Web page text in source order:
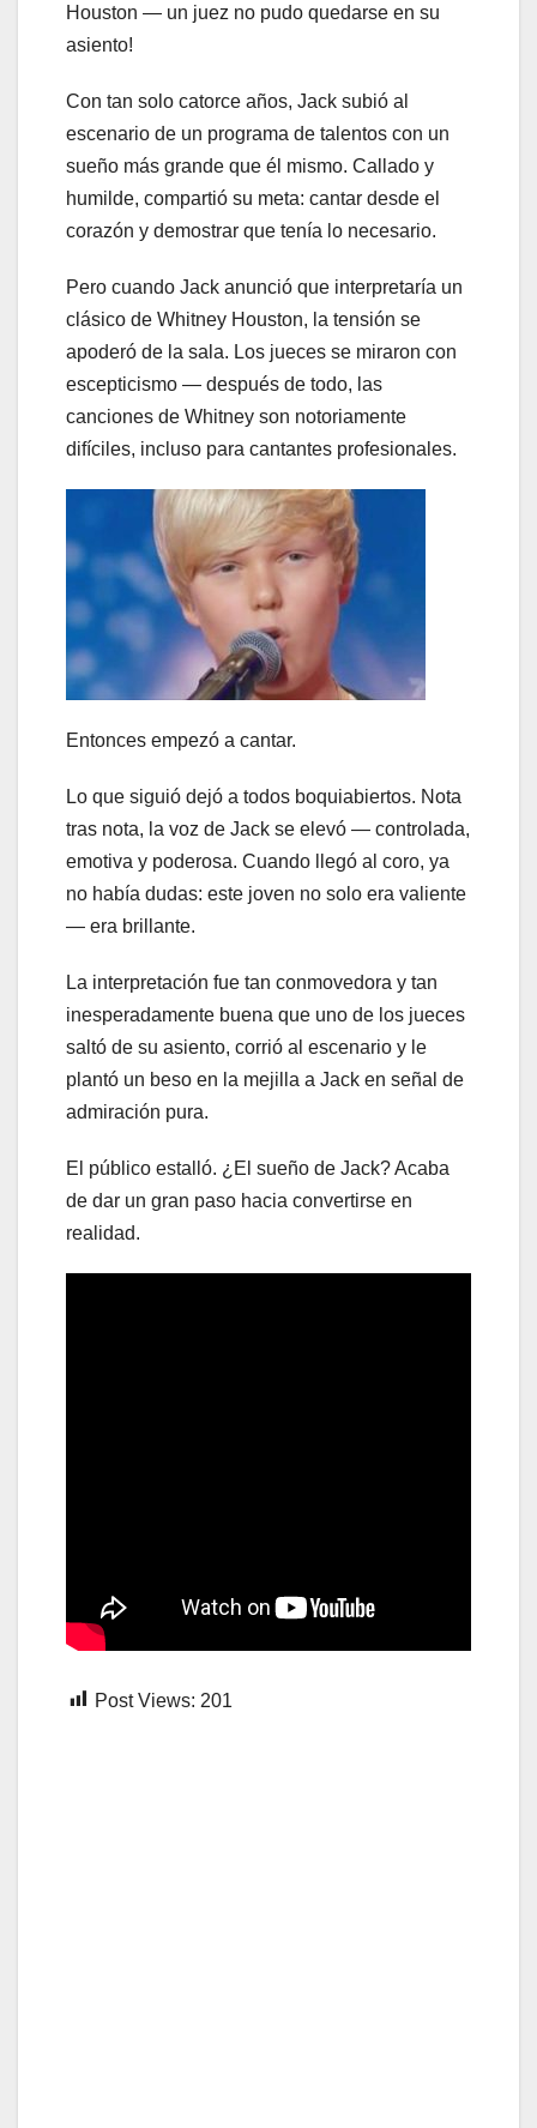
Houston — un juez no pudo quedarse en su
asiento!
Con tan solo catorce años, Jack subió al
escenario de un programa de talentos con un
sueño más grande que él mismo. Callado y
humilde, compartió su meta: cantar desde el
corazón y demostrar que tenía lo necesario.
Pero cuando Jack anunció que interpretaría un
clásico de Whitney Houston, la tensión se
apoderó de la sala. Los jueces se miraron con
escepticismo — después de todo, las
canciones de Whitney son notoriamente
difíciles, incluso para cantantes profesionales.
Entonces empezó a cantar.
Lo que siguió dejó a todos boquiabiertos. Nota
tras nota, la voz de Jack se elevó — controlada,
emotiva y poderosa. Cuando llegó al coro, ya
no había dudas: este joven no solo era valiente
— era brillante.
La interpretación fue tan conmovedora y tan
inesperadamente buena que uno de los jueces
saltó de su asiento, corrió al escenario y le
plantó un beso en la mejilla a Jack en señal de
admiración pura.
El público estalló. ¿El sueño de Jack? Acaba
de dar un gran paso hacia convertirse en
realidad.
Post Views: 201